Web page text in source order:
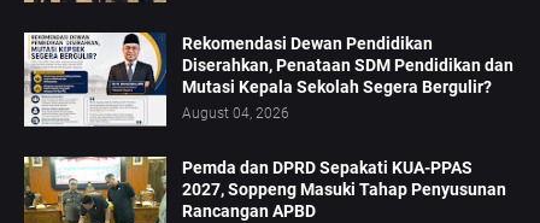
Rekomendasi Dewan Pendidikan
Diserahkan, Penataan SDM Pendidikan dan
Mutasi Kepala Sekolah Segera Bergulir?
August 04, 2026
Pemda dan DPRD Sepakati KUA-PPAS
2027, Soppeng Masuki Tahap Penyusunan
Rancangan APBD